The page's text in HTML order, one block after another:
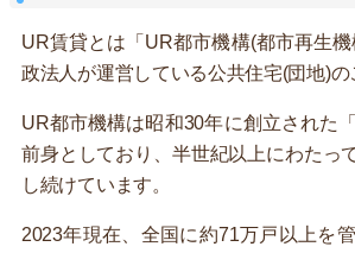
UR賃貸とは「UR都市機構(都市再生
政法人が運営している公共住宅(団地)の
UR都市機構は昭和30年に創立された
前身としており、半世紀以上にわたっ
し続けています。
2023年現在、全国に約71万戸以上を